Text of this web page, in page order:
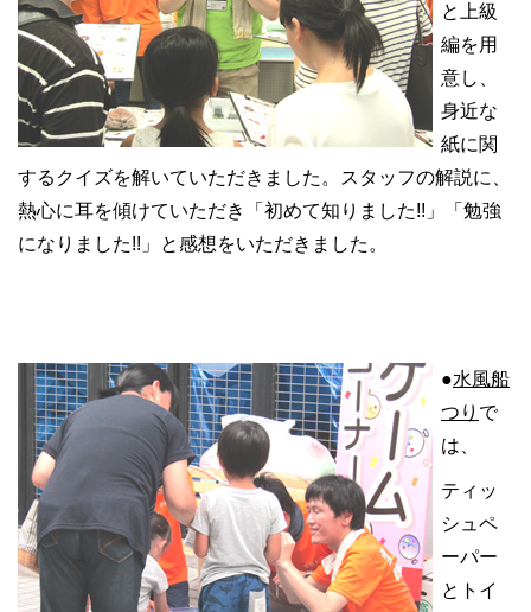
と上級
編を用
意し、
身近な
紙に関
するクイズを解いていただきました。スタッフの解説に、
熱心に耳を傾けていただき「初めて知りました!!」「勉強
になりました!!」と感想をいただきました。
●水風船
つり で
は、
ティッ
シュペ
ーパー
とトイ